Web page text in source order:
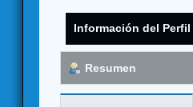
Información del Perfil
Resumen